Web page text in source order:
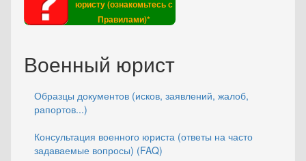
юристу (ознакомьтесь с
Правилами)*
Военный юрист
Образцы документов (исков, заявлений, жалоб,
рапортов...)
Консультация военного юриста (ответы на часто
задаваемые вопросы) (FAQ)